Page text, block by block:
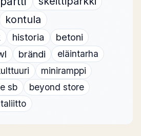
kontula
historia
betoni
brändi
eläintarha
miniramppi
sb
beyond store